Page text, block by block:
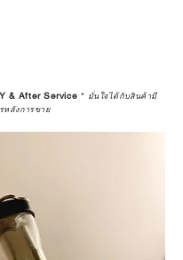
& After Service * มั่นใจได้กับสินค้ามี
หลังการขาย